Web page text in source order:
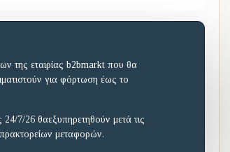
της εταιρίας b2bmarkt που θα
για φόρτωση έως το
7/26 θαεξυπηρετηθούν μετά τις
μεταφορών.